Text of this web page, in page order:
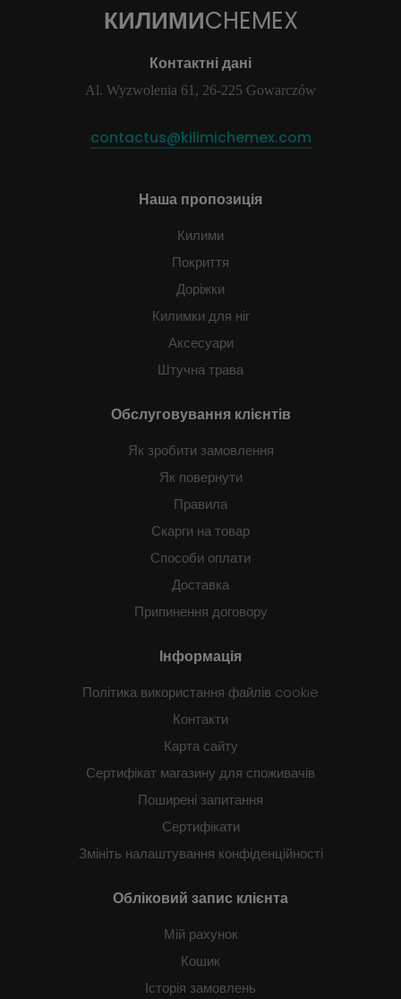
КИЛИМИCHEMEX
Контактні дані
Al. Wyzwolenia 61, 26-225 Gowarczów
contactus@kilimichemex.com
Наша пропозиція
Килими
Покриття
Доріжки
Килимки для ніг
Аксесуари
Штучна трава
Обслуговування клієнтів
Як зробити замовлення
Як повернути
Правила
Скарги на товар
Способи оплати
Доставка
Припинення договору
Інформація
Політика використання файлів cookie
Контакти
Карта сайту
Сертифікат магазину для споживачів
Поширені запитання
Сертифікати
Змініть налаштування конфіденційності
Обліковий запис клієнта
Мій рахунок
Кошик
Історія замовлень